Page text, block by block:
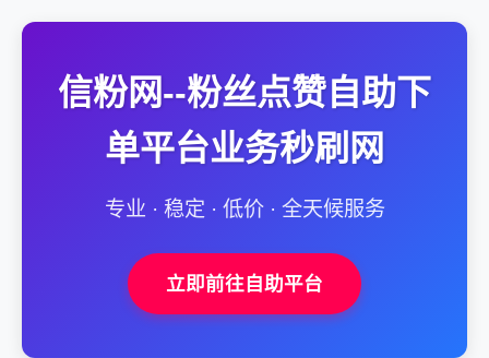
信粉网--粉丝点赞自助下
单平台业务秒刷网
专业 · 稳定 · 低价 · 全天候服务
立即前往自助平台